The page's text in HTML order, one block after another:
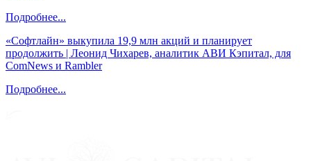
Подробнее...
«Софтлайн» выкупила 19,9 млн акций и планирует
продолжить | Леонид Чихарев, аналитик АВИ Кэпитал, для
ComNews и Rambler
Подробнее...